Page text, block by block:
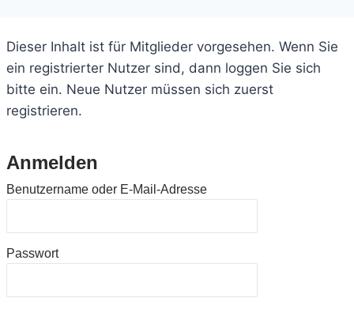
Dieser Inhalt ist für Mitglieder vorgesehen. Wenn Sie
ein registrierter Nutzer sind, dann loggen Sie sich
bitte ein. Neue Nutzer müssen sich zuerst
registrieren.
Anmelden
Benutzername oder E-Mail-Adresse
Passwort